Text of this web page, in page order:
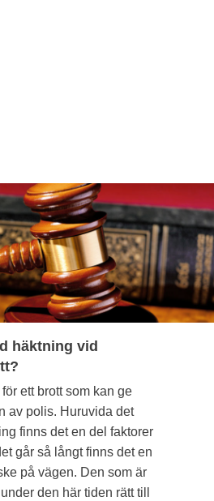
häktning vid
ett brott som kan ge
av polis. Huruvida det
finns det en del faktorer
går så långt finns det en
på vägen. Den som är
den här tiden rätt till